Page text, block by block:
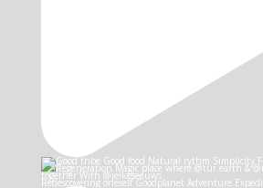
Redescovering oneself Goodplanet Adventure Expedi